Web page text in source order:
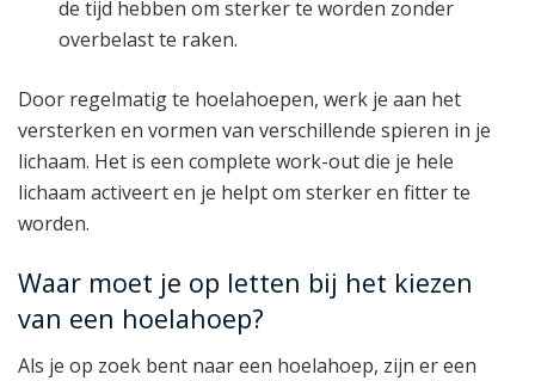
de tijd hebben om sterker te worden zonder
overbelast te raken.
Door regelmatig te hoelahoepen, werk je aan het
versterken en vormen van verschillende spieren in je
lichaam. Het is een complete work-out die je hele
lichaam activeert en je helpt om sterker en fitter te
worden.
Waar moet je op letten bij het kiezen
van een hoelahoep?
Als je op zoek bent naar een hoelahoep, zijn er een